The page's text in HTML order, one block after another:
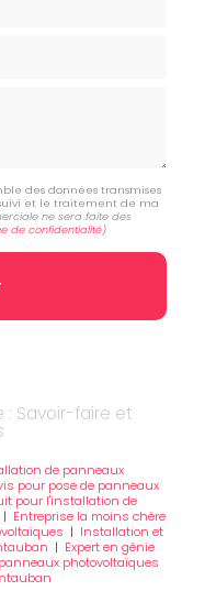
des données transmises
et le traitement de ma
ne sera faite des
de confidentialité)
: Savoir-faire et
de panneaux
pour pose de panneaux
pour l'installation de
| Entreprise la moins chère
| Installation et
| Expert en génie
photovoltaïques